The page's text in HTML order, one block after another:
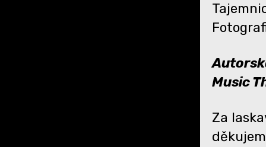
Music
Za